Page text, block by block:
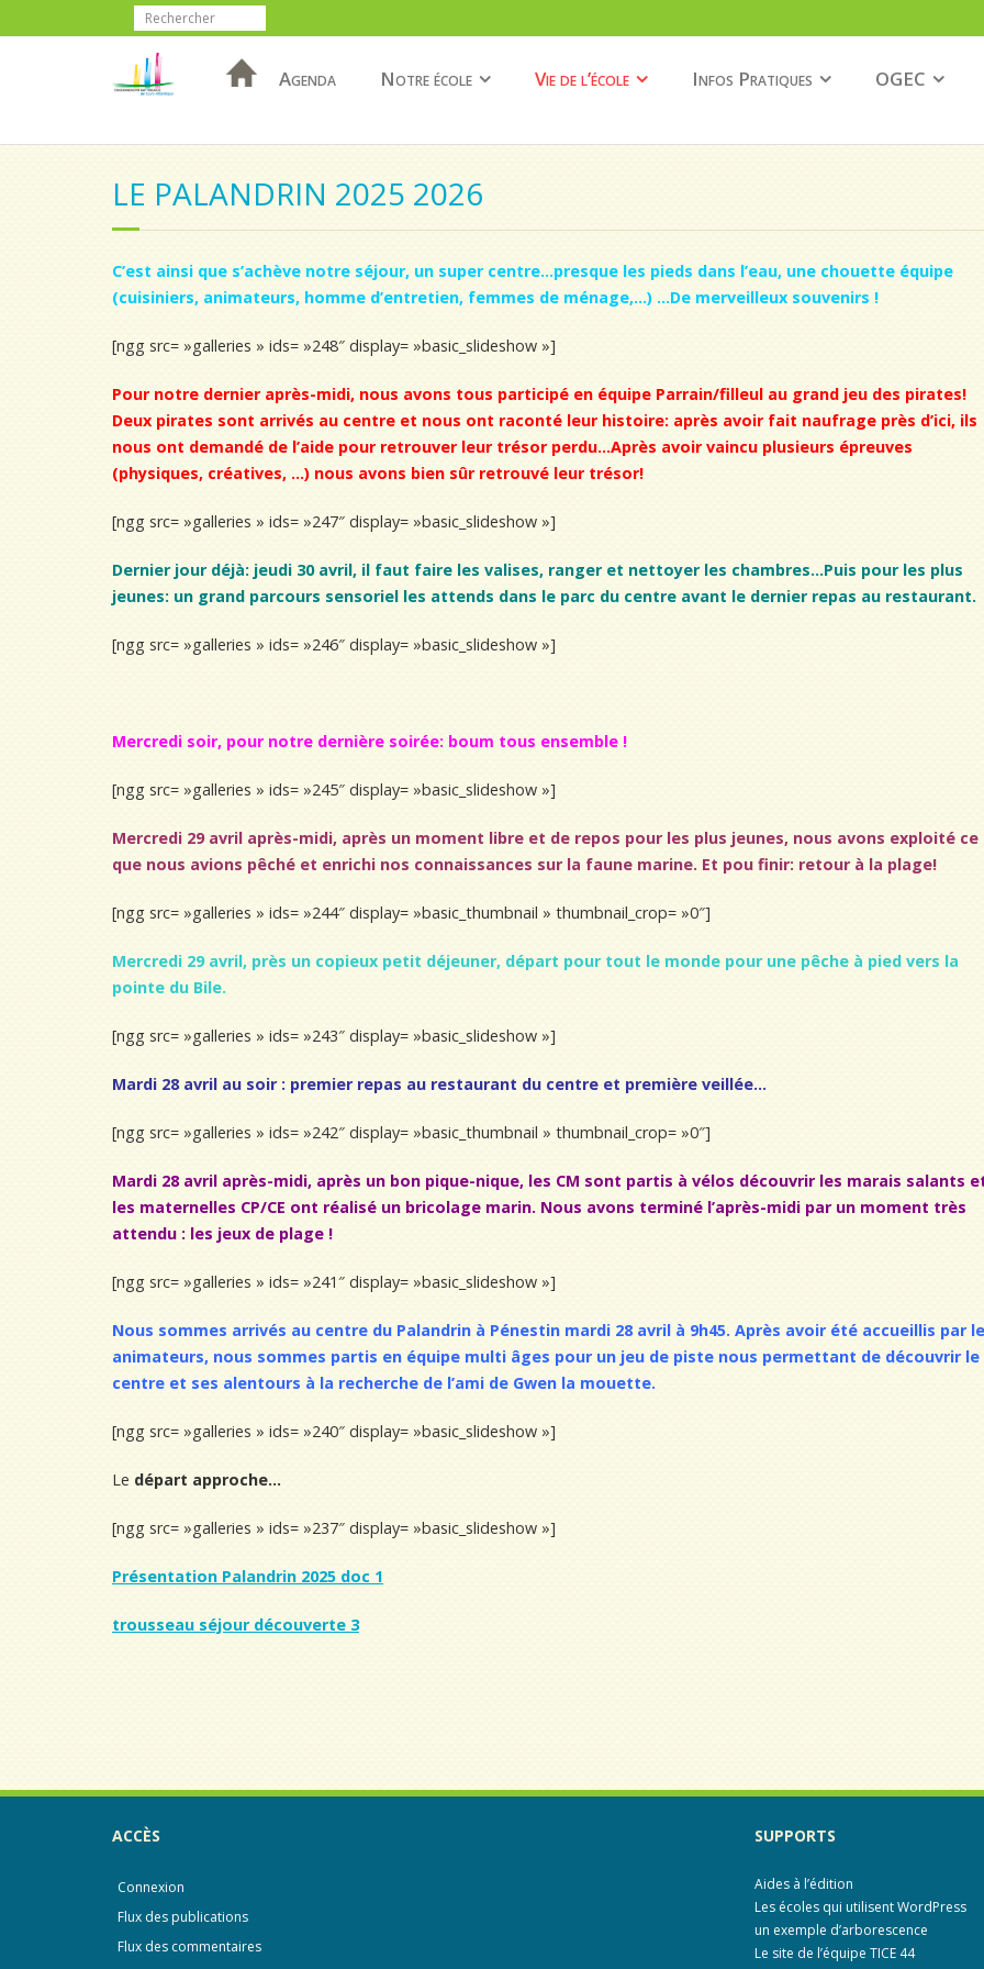
Agenda Notre école Vie de l’école Infos Pratiques OGEC
LE PALANDRIN 2025 2026
C’est ainsi que s’achève notre séjour, un super centre…presque les pieds dans l’eau, une chouette équipe
(cuisiniers, animateurs, homme d’entretien, femmes de ménage,…) …De merveilleux souvenirs !
[ngg src= »galleries » ids= »248″ display= »basic_slideshow »]
Pour notre dernier après-midi, nous avons tous participé en équipe Parrain/filleul au grand jeu des pirates!
Deux pirates sont arrivés au centre et nous ont raconté leur histoire: après avoir fait naufrage près d’ici, ils
nous ont demandé de l’aide pour retrouver leur trésor perdu…Après avoir vaincu plusieurs épreuves
(physiques, créatives, …) nous avons bien sûr retrouvé leur trésor!
[ngg src= »galleries » ids= »247″ display= »basic_slideshow »]
Dernier jour déjà: jeudi 30 avril, il faut faire les valises, ranger et nettoyer les chambres…Puis pour les plus
jeunes: un grand parcours sensoriel les attends dans le parc du centre avant le dernier repas au restaurant.
[ngg src= »galleries » ids= »246″ display= »basic_slideshow »]
Mercredi soir, pour notre dernière soirée: boum tous ensemble !
[ngg src= »galleries » ids= »245″ display= »basic_slideshow »]
Mercredi 29 avril après-midi, après un moment libre et de repos pour les plus jeunes, nous avons exploité ce
que nous avions pêché et enrichi nos connaissances sur la faune marine. Et pou finir: retour à la plage!
[ngg src= »galleries » ids= »244″ display= »basic_thumbnail » thumbnail_crop= »0″]
Mercredi 29 avril, près un copieux petit déjeuner, départ pour tout le monde pour une pêche à pied vers la
pointe du Bile.
[ngg src= »galleries » ids= »243″ display= »basic_slideshow »]
Mardi 28 avril au soir : premier repas au restaurant du centre et première veillée…
[ngg src= »galleries » ids= »242″ display= »basic_thumbnail » thumbnail_crop= »0″]
Mardi 28 avril après-midi, après un bon pique-nique, les CM sont partis à vélos découvrir les marais salants
les maternelles CP/CE ont réalisé un bricolage marin. Nous avons terminé l’après-midi par un moment très
attendu : les jeux de plage !
[ngg src= »galleries » ids= »241″ display= »basic_slideshow »]
Nous sommes arrivés au centre du Palandrin à Pénestin mardi 28 avril à 9h45. Après avoir été accueillis par
animateurs, nous sommes partis en équipe multi âges pour un jeu de piste nous permettant de découvrir le
centre et ses alentours à la recherche de l’ami de Gwen la mouette.
[ngg src= »galleries » ids= »240″ display= »basic_slideshow »]
Le départ approche…
[ngg src= »galleries » ids= »237″ display= »basic_slideshow »]
Présentation Palandrin 2025 doc 1
trousseau séjour découverte 3
ACCÈS
Connexion
Flux des publications
Flux des commentaires
SUPPORTS
Aides à l’édition
Les écoles qui utilisent WordPress
un exemple d’arborescence
Le site de l’équipe TICE 44